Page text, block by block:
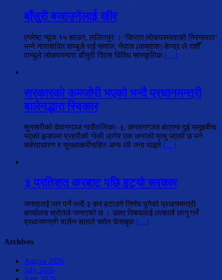
बाँसुरी बजाउनेलाई खीर
एभरेष्ट न्यूज १५ साउन, ललितपुर । ‘किरात लोकपरम्पराको निरन्तरता’
भन्ने नारासहित वाम्बुले राई समाज, नेपाल (वाम्रास) केन्द्र ले दशौँ
वाम्बुले लोकपरम्परा बाँसुरी दिवस विविध सांस्कृतिक […]
सरकारको कमजोरी भएको भन्दै प्रधानमन्त्री
बालेनद्धारा स्विकार
सुनसरीको देवानगञ्ज गाउँपालिका–३, कप्तानगञ्ज क्षेत्रमा दुई समूहबीच
भएको झडपमा प्रहरीको गोली लागेर एक जनाको मृत्यु भएको छ भने
सर्वसाधारण र सुरक्षाकर्मीसहित अन्य धेरै जना घाइते […]
३ प्रतिशत करबाट पछि हट्यो सरकार
जनतालई भार पर्ने भन्दै ३ कर हटाउने निर्णय पुगेको प्रधानमन्त्री
कार्यालय स्रोतले जनाएको छ । उक्त विषयलाई तत्कालै लागु गर्ने
प्रधानमन्त्री बालेन साहले समेत फेसबुक […]
Archives
August 2026
July 2026